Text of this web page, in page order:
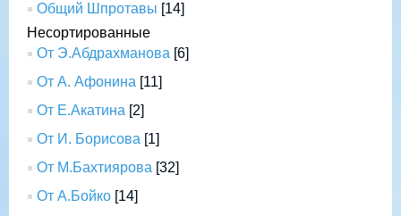
Общий Шпротавы [14]
Несортированные
От Э.Абдрахманова [6]
От А. Афонина [11]
От Е.Акатина [2]
От И. Борисова [1]
От М.Бахтиярова [32]
От А.Бойко [14]